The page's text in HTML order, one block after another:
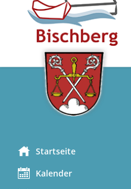
Startseite
Kalender